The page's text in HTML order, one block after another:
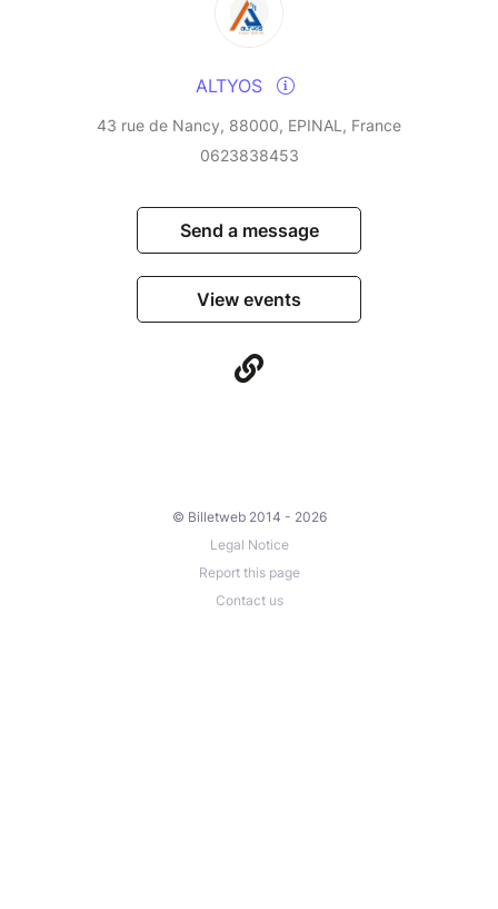
ALTYOS
43 rue de Nancy, 88000, EPINAL, France
0623838453
Send a message
View events
© Billetweb 2014 - 2026
Legal Notice
Report this page
Contact us